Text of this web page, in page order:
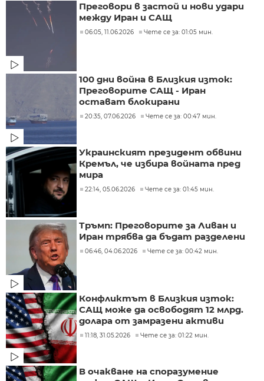
Преговори в застой и нови удари
между Иран и САЩ
06:05, 11.06.2026 Чете се за: 01:05 мин.
100 дни война в Близкия изток:
Преговорите САЩ - Иран
остават блокирани
20:35, 07.06.2026 Чете се за: 00:47 мин.
Украинският президент обвини
Кремъл, че избира войната пред
мира
22:14, 05.06.2026 Чете се за: 01:45 мин.
Тръмп: Преговорите за Ливан и
Иран трябва да бъдат разделени
06:46, 04.06.2026 Чете се за: 00:42 мин.
Конфликтът в Близкия изток:
САЩ може да освободят 12 млрд.
долара от замразени активи
11:18, 31.05.2026 Чете се за: 01:22 мин.
В очакване на споразумение